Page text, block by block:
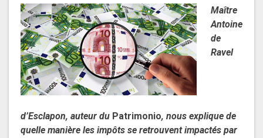
Maître
Antoine
de
Ravel
d’Esclapon, auteur du Patrimonio, nous explique de
quelle manière les impôts se retrouvent impactés par